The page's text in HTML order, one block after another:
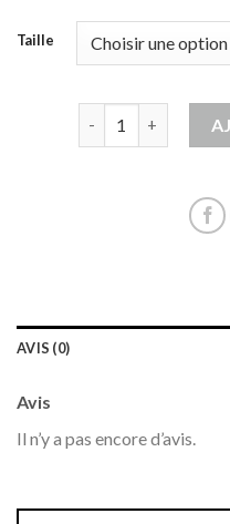
Taille
AVIS (0)
Avis
Il n’y a pas encore d’avis.